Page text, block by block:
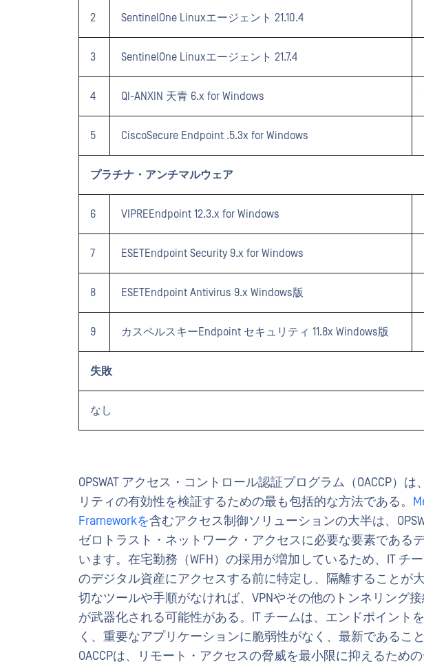
2 SentinelOne Linuxエージェント 21.10.4
3 SentinelOne Linuxエージェント 21.7.4
4 QI-ANXIN 天青 6.x for Windows
5 CiscoSecure Endpoint .5.3x for Windows
プラチナ・アンチマルウェア
6 VIPREEndpoint 12.3.x for Windows
7 ESETEndpoint Security 9.x for Windows
8 ESETEndpoint Antivirus 9.x Windows版
9 カスペルスキーEndpoint セキュリティ 11.8x Windows版
失敗
なし
OPSWAT アクセス・コントロール認証プログラム（OACCP）
リティの有効性を検証するための最も包括的な方法である。
Frameworkを含むアクセス制御ソリューションの大半は、
ゼロトラスト・ネットワーク・アクセスに必要な要素である
います。在宅勤務（WFH）の採用が増加しているため、IT チ
のデジタル資産にアクセスする前に特定し、隔離することが
切なツールや手順がなければ、VPNやその他のトンネリング
が武器化される可能性がある。IT チームは、エンドポイント
く、重要なアプリケーションに脆弱性がなく、最新であるこ
OACCPは、リモート・アクセスの脅威を最小限に抑えるため